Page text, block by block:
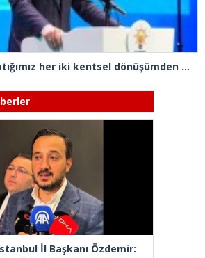
Bakan Kurum: “Yaptığımız her iki kentsel dönüşümden biri İstanbul’da gerçekleştiriliyor”
İl Başkanı Özdemir: